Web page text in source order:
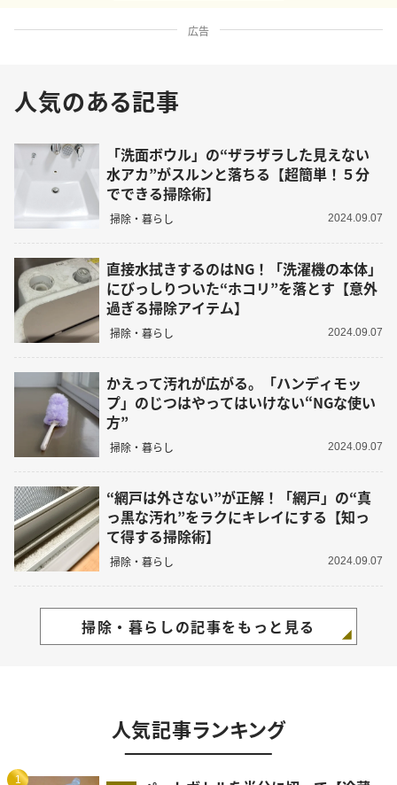
広告
人気のある記事
「洗面ボウル」の“ザラザラした見えない
水アカ”がスルンと落ちる【超簡単！５分
でできる掃除術】
掃除・暮らし 2024.09.07
直接水拭きするのはNG！「洗濯機の本体」
にびっしりついた“ホコリ”を落とす【意外
過ぎる掃除アイテム】
掃除・暮らし 2024.09.07
かえって汚れが広がる。「ハンディモッ
プ」のじつはやってはいけない“NGな使い
方”
掃除・暮らし 2024.09.07
“網戸は外さない”が正解！「網戸」の“真
っ黒な汚れ”をラクにキレイにする【知っ
て得する掃除術】
掃除・暮らし 2024.09.07
掃除・暮らしの記事をもっと見る
人気記事ランキング
1